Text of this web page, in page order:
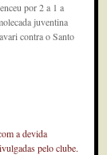
por 2 a 1 a
juventina
contra o Santo
a devida
pelo clube.